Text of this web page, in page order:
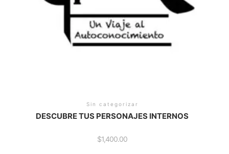
Sin categorizar
DESCUBRE TUS PERSONAJES INTERNOS
$1,400.00